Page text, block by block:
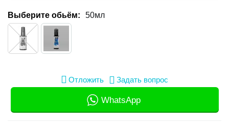
Выберите обьём: 50мл
Отложить Задать вопрос
WhatsApp